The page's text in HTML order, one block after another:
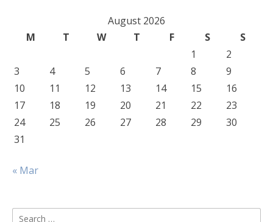
August 2026
M
T W T F S
S
1
2
3
4 5 6 7 8
9
10
11 12 13 14 15
16
17
18 19 20 21 22
23
24
25 26 27 28 29
30
31
« Mar
Search